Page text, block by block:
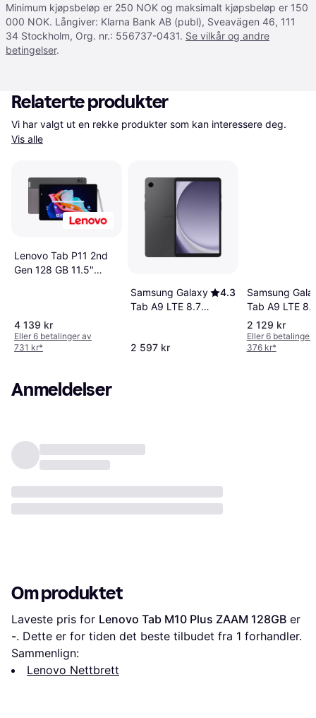
Minimum kjøpsbeløp er 250 NOK og maksimalt kjøpsbeløp er 150
000 NOK. Långiver: Klarna Bank AB (publ), Sveavägen 46, 111
34 Stockholm, Org. nr.: 556737-0431. Se vilkår og andre
betingelser.
Relaterte produkter
Vis alle
Lenovo Tab P11 2nd
Gen 128 GB 11.5"
4 139 kr
Eller 6 betalinger av
731 kr*
Samsung Galaxy
Tab A9 LTE 8.7"
4.3
2 597 kr
Samsung
Tab A9 LTE
4/64GB Silver
2 129 kr
Eller 6 betalinger
376 kr*
Anmeldelser
Om produktet
Laveste pris for Lenovo Tab M10 Plus ZAAM 128GB
-. Dette er for tiden det beste tilbudet fra 1 forhandler.
Sammenlign:
Lenovo Nettbrett